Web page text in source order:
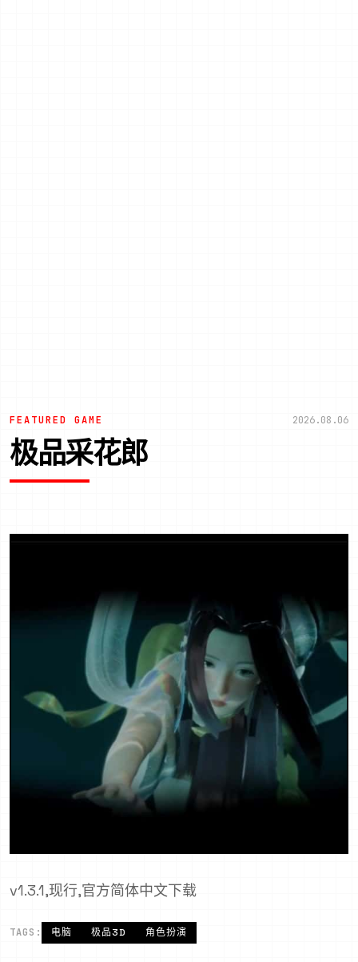
FEATURED GAME 2026.08.06
极品采花郎
v1.3.1,现行,官方简体中文下载
TAGS: 电脑 极品3D 角色扮演